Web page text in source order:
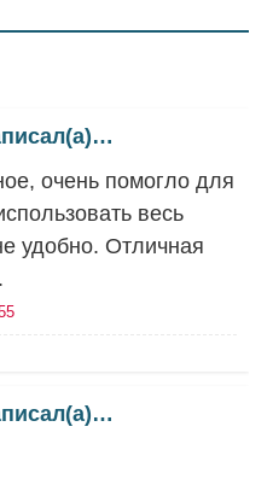
очень помогло для
весь
удобно. Отличная